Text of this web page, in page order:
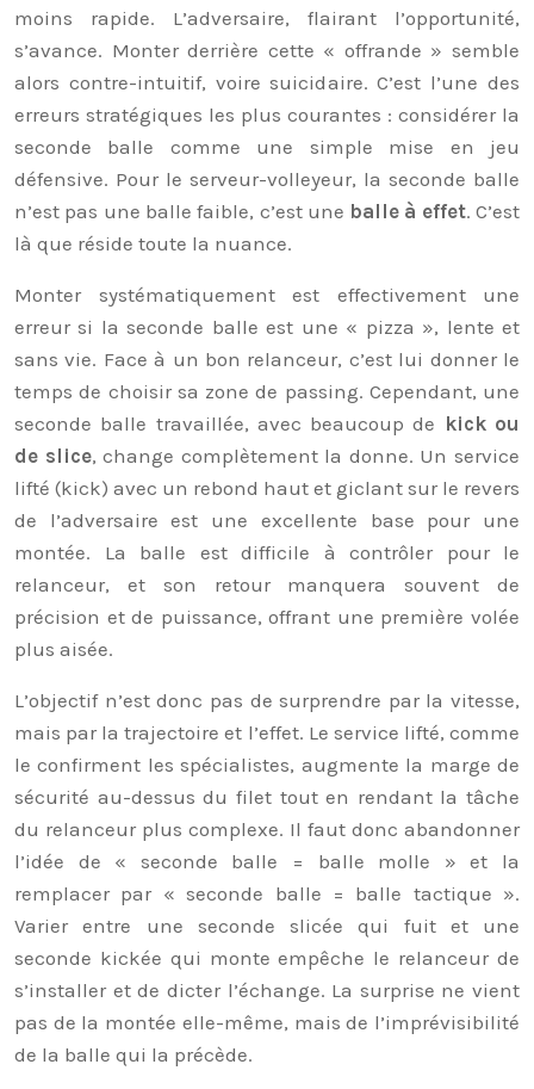
moins rapide. L’adversaire, flairant l’opportunité,
s’avance. Monter derrière cette « offrande » semble
alors contre-intuitif, voire suicidaire. C’est l’une des
erreurs stratégiques les plus courantes : considérer la
seconde balle comme une simple mise en jeu
défensive. Pour le serveur-volleyeur, la seconde balle
n’est pas une balle faible, c’est une balle à effet. C’est
là que réside toute la nuance.
Monter systématiquement est effectivement une
erreur si la seconde balle est une « pizza », lente et
sans vie. Face à un bon relanceur, c’est lui donner le
temps de choisir sa zone de passing. Cependant, une
seconde balle travaillée, avec beaucoup de kick ou
de slice, change complètement la donne. Un service
lifté (kick) avec un rebond haut et giclant sur le revers
de l’adversaire est une excellente base pour une
montée. La balle est difficile à contrôler pour le
relanceur, et son retour manquera souvent de
précision et de puissance, offrant une première volée
plus aisée.
L’objectif n’est donc pas de surprendre par la vitesse,
mais par la trajectoire et l’effet. Le service lifté, comme
le confirment les spécialistes, augmente la marge de
sécurité au-dessus du filet tout en rendant la tâche
du relanceur plus complexe. Il faut donc abandonner
l’idée de « seconde balle = balle molle » et la
remplacer par « seconde balle = balle tactique ».
Varier entre une seconde slicée qui fuit et une
seconde kickée qui monte empêche le relanceur de
s’installer et de dicter l’échange. La surprise ne vient
pas de la montée elle-même, mais de l’imprévisibilité
de la balle qui la précède.